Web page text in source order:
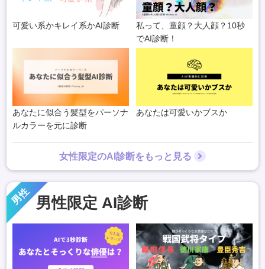
可愛い系かキレイ系かAI診断
私って、童顔？大人顔？10秒
でAI診断！
あなたに似合う髪型をパーソナ
ルカラーを元に診断
あなたは可愛いかブスか
女性限定のAI診断をもっと見る
男性 男性限定 AI診断